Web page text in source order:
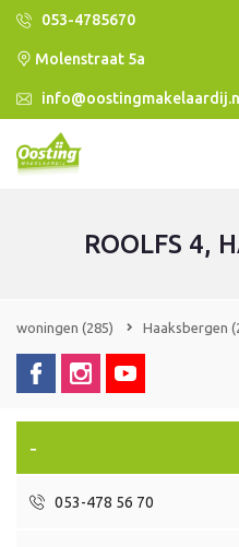
053-4785670
Molenstraat 5a
ROOLFS 4,
woningen (285) Haaksbergen
-
053-478 56 70